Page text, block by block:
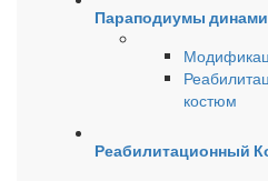
Параподиумы
костюм
Реабилитационный